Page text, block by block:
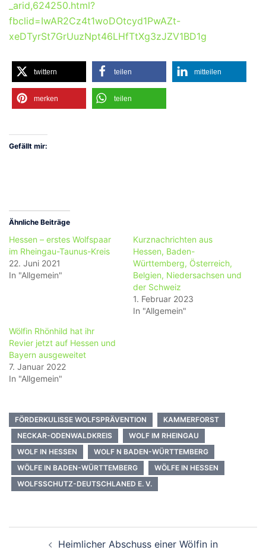
_arid,624250.html?
fbclid=IwAR2Cz4t1woDOtcyd1PwAZt-
xeDTyrSt7GrUuzNpt46LHfTtXg3zJZV1BD1g
twittern teilen mitteilen
merken teilen
Gefällt mir:
Ähnliche Beiträge
Hessen – erstes Wolfspaar
im Rheingau-Taunus-Kreis
22. Juni 2021
In "Allgemein"
Kurznachrichten aus
Hessen, Baden-
Württemberg, Österreich,
Belgien, Niedersachsen und
der Schweiz
1. Februar 2023
In "Allgemein"
Wölfin Rhönhild hat ihr
Revier jetzt auf Hessen und
Bayern ausgeweitet
7. Januar 2022
In "Allgemein"
FÖRDERKULISSE WOLFSPRÄVENTION
KAMMERFORST
NECKAR-ODENWALDKREIS
WOLF IM RHEINGAU
WOLF IN HESSEN
WOLF N BADEN-WÜRTTEMBERG
WÖLFE IN BADEN-WÜRTTEMBERG
WÖLFE IN HESSEN
WOLFSSCHUTZ-DEUTSCHLANED E. V.
Heimlicher Abschuss einer Wölfin in